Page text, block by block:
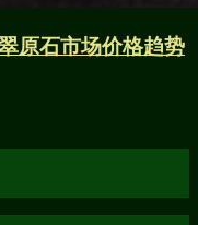
原石市场价格趋势